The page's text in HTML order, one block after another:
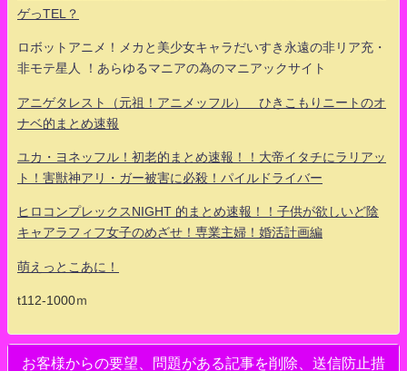
ゲっTEL？
ロボットアニメ！メカと美少女キャラだいすき永遠の非リア充・
非モテ星人 ！あらゆるマニアの為のマニアックサイト
アニゲタレスト（元祖！アニメッフル） ひきこもりニートのオ
ナベ的まとめ速報
ユカ・ヨネッフル！初老的まとめ速報！！大帝イタチにラリアッ
ト！害獣神アリ・ガー被害に必殺！パイルドライバー
ヒロコンプレックスNIGHT 的まとめ速報！！子供が欲しいど陰
キャアラフィフ女子のめざせ！専業主婦！婚活計画編
萌えっとこあに！
t112-1000ｍ
お客様からの要望、問題がある記事を削除、送信防止措